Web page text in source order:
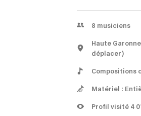
8 musiciens
Haute Garonne
déplacer)
Compositions
Matériel :
Profil visité 4